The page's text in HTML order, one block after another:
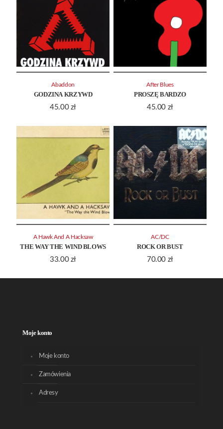
GODZINA KRZYWD
45.00 zł
Abaddon
PROSZĘ BARDZO
45.00 zł
After Blues
THE WAY THE WIND BLOWS
33.00 zł
A Hawk And A Hacksaw
ROCK OR BUST
70.00 zł
AC/DC
Moje konto
Moje konto
Zamówienia
Adresy